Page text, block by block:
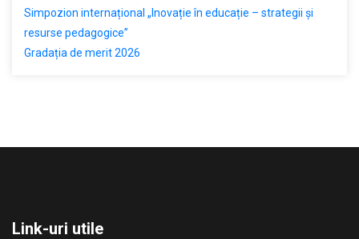
Simpozion internațional „Inovație în educație – strategii și
resurse pedagogice”
Gradația de merit 2026
Link-uri utile